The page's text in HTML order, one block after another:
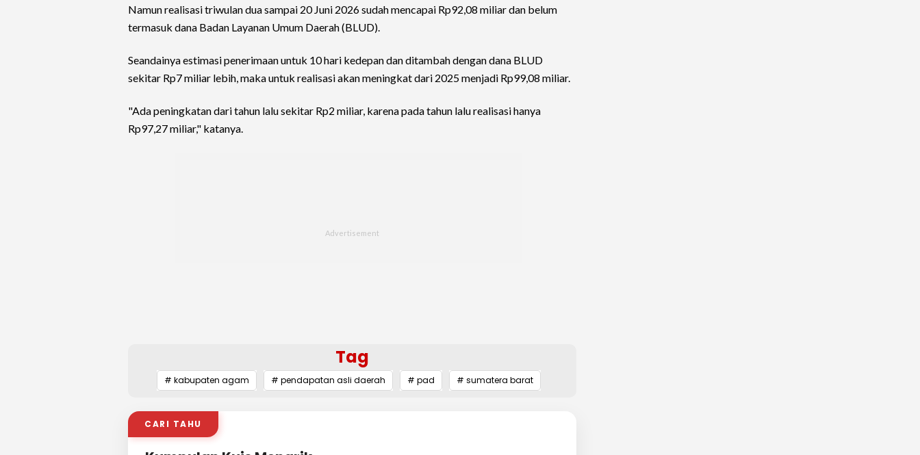
Namun realisasi triwulan dua sampai 20 Juni 2026 sudah mencapai Rp92,08 miliar dan belum
termasuk dana Badan Layanan Umum Daerah (BLUD).
Seandainya estimasi penerimaan untuk 10 hari kedepan dan ditambah dengan dana BLUD
sekitar Rp7 miliar lebih, maka untuk realisasi akan meningkat dari 2025 menjadi Rp99,08 miliar.
"Ada peningkatan dari tahun lalu sekitar Rp2 miliar, karena pada tahun lalu realisasi hanya
Rp97,27 miliar," katanya.
Tag
# kabupaten agam # pendapatan asli daerah # pad # sumatera barat
CARI TAHU